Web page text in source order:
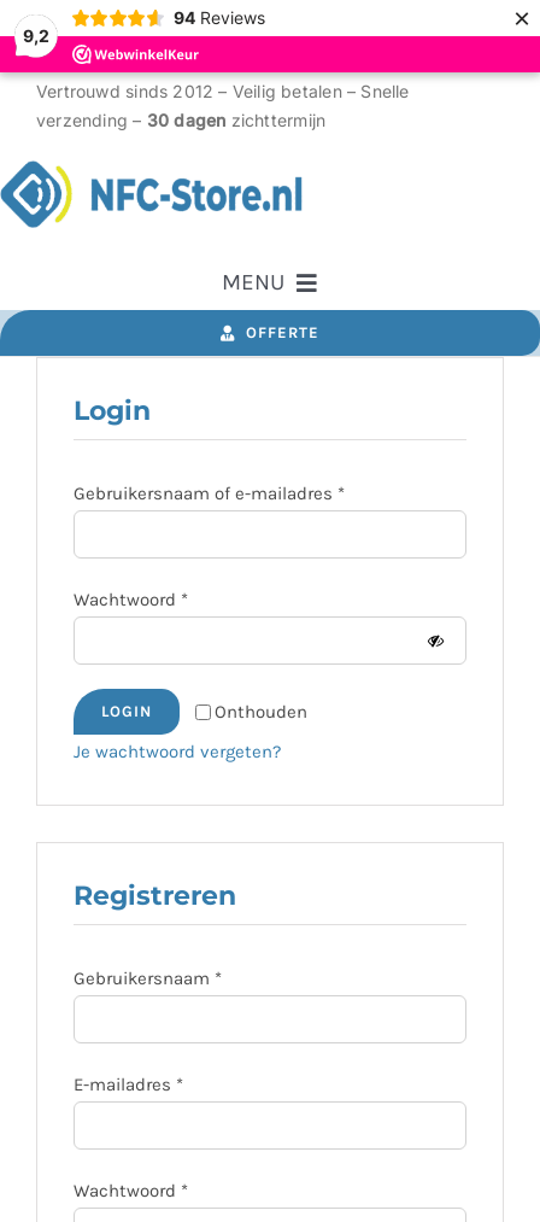
9,2
94 Reviews ×
inhoud
Vertrouwd sinds 2012 – Veilig betalen – Snelle
verzending – 30 dagen zichttermijn
MENU
NFC tags
RFID tags
Social tags
Review producten
Overige producten
OFFERTE
Login
Gebruikersnaam of e-mailadres *Vereist
Wachtwoord *Vereist
Onthouden
LOGIN
Je wachtwoord vergeten?
Registreren
Gebruikersnaam *Vereist
E-mailadres *Vereist
Wachtwoord *Vereist